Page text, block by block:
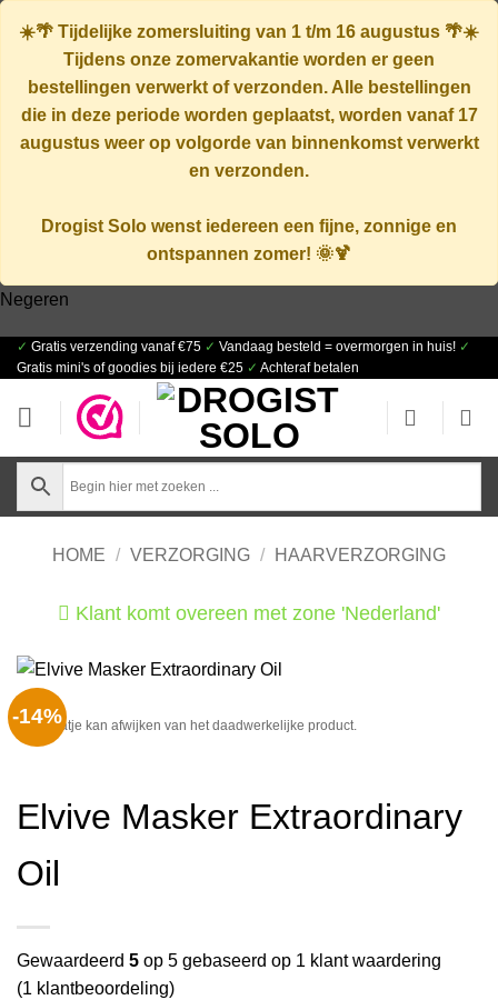
☀️🌴 Tijdelijke zomersluiting van 1 t/m 16 augustus 🌴☀️
Tijdens onze zomervakantie worden er geen
bestellingen verwerkt of verzonden. Alle bestellingen
die in deze periode worden geplaatst, worden vanaf 17
augustusweer op volgorde van binnenkomst verwerkt
en verzonden.
Drogist Solo wenst iedereen een fijne, zonnige en
ontspannen zomer! 🌞🍹
Negeren
Ga
naar
inhoud
✓ Gratis verzending vanaf €75 ✓ Vandaag besteld = overmorgen in huis! ✓
Gratis mini's of goodies bij iedere €25 ✓ Achteraf betalen
HOME / VERZORGING / HAARVERZORGING
Klant komt overeen met zone 'Nederland'
-14%
Het plaatje kan afwijken van het daadwerkelijke product.
Elvive Masker Extraordinary
Oil
Gewaardeerd 5 op 5 gebaseerd op 1 klant waardering
(1 klantbeoordeling)